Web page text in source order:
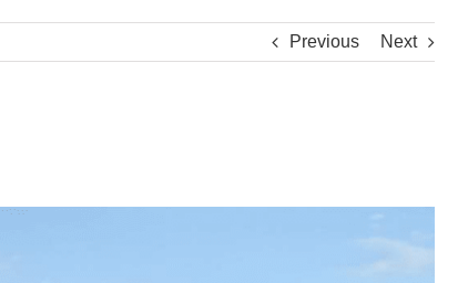
Previous Next